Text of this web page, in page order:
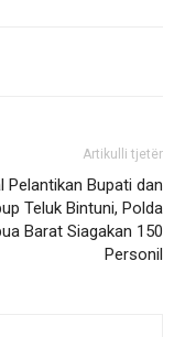
Artikulli tjetër
Pelantikan Bupati dan
Teluk Bintuni, Polda
Barat Siagakan 150
Personil